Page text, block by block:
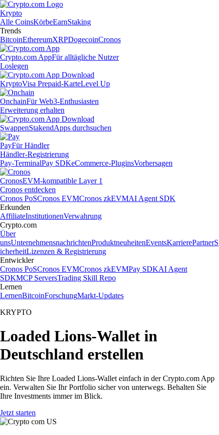
Krypto
Alle CoinsKörbeEarnStaking
Trends
BitcoinEthereumXRPDogecoinCronos
Crypto.com AppFür alltägliche Nutzer
Loslegen
KryptoVisa Prepaid-KarteLevel Up
OnchainFür Web3-Enthusiasten
Erweiterung erhalten
SwappenStakendApps durchsuchen
PayFür Händler
Händler-Registrierung
Pay-TerminalPay SDKeCommerce-PluginsVorhersagen
CronosEVM-kompatible Layer 1
Cronos entdecken
Cronos PoSCronos EVMCronos zkEVMAI Agent SDK
Erkunden
AffiliateInstitutionenVerwahrung
Crypto.com
Über
unsUnternehmensnachrichtenProduktneuheitenEventsKarrierePartnerS
icherheitLizenzen & Registrierung
Entwickler
Cronos PoSCronos EVMCronos zkEVMPay SDKAI Agent
SDKMCP ServersTrading Skill Repo
Lernen
LernenBitcoinForschungMarkt-Updates
KRYPTO
Loaded Lions-Wallet in
Deutschland erstellen
Richten Sie Ihre Loaded Lions-Wallet einfach in der Crypto.com App
ein. Verwalten Sie Ihr Portfolio sicher von unterwegs. Behalten Sie
Ihre Investments immer im Blick.
Jetzt starten